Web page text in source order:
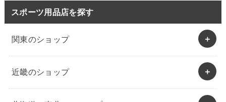
スポーツ用品店を探す
関東のショップ
近畿のショップ